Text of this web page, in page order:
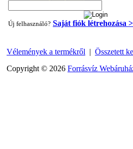
"T" elosztó-idom 1/4"x3/8"x1/
Új felhasználó? Saját fiók létrehozása
Vélemények a termékről | Összetett
Copyright © 2026 Forrásvíz